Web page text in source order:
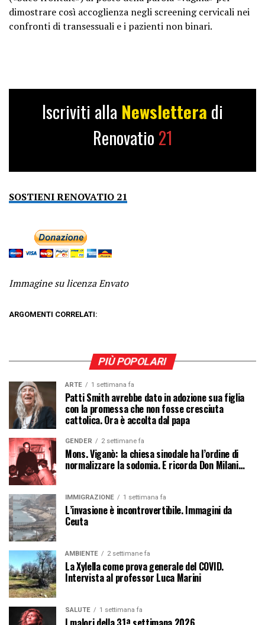
dimostrare così accoglienza negli screening cervicali nei
confronti di transessuali e i pazienti non binari.
Iscriviti alla Newslettera di
Renovatio 21
SOSTIENI RENOVATIO 21
Immagine su licenza Envato
ARGOMENTI CORRELATI:
PIÙ POPOLARI
ARTE 1 settimana fa
Patti Smith avrebbe dato in adozione sua figlia
con la promessa che non fosse cresciuta
cattolica. Ora è accolta dal papa
GENDER 2 settimane fa
Mons. Viganò: la chiesa sinodale ha l’ordine di
normalizzare la sodomia. E ricorda Don Milani…
IMMIGRAZIONE 1 settimana fa
L’invasione è incontrovertibile. Immagini da
Ceuta
AMBIENTE 2 settimane fa
La Xylella come prova generale del COVID.
Intervista al professor Luca Marini
SALUTE 1 settimana fa